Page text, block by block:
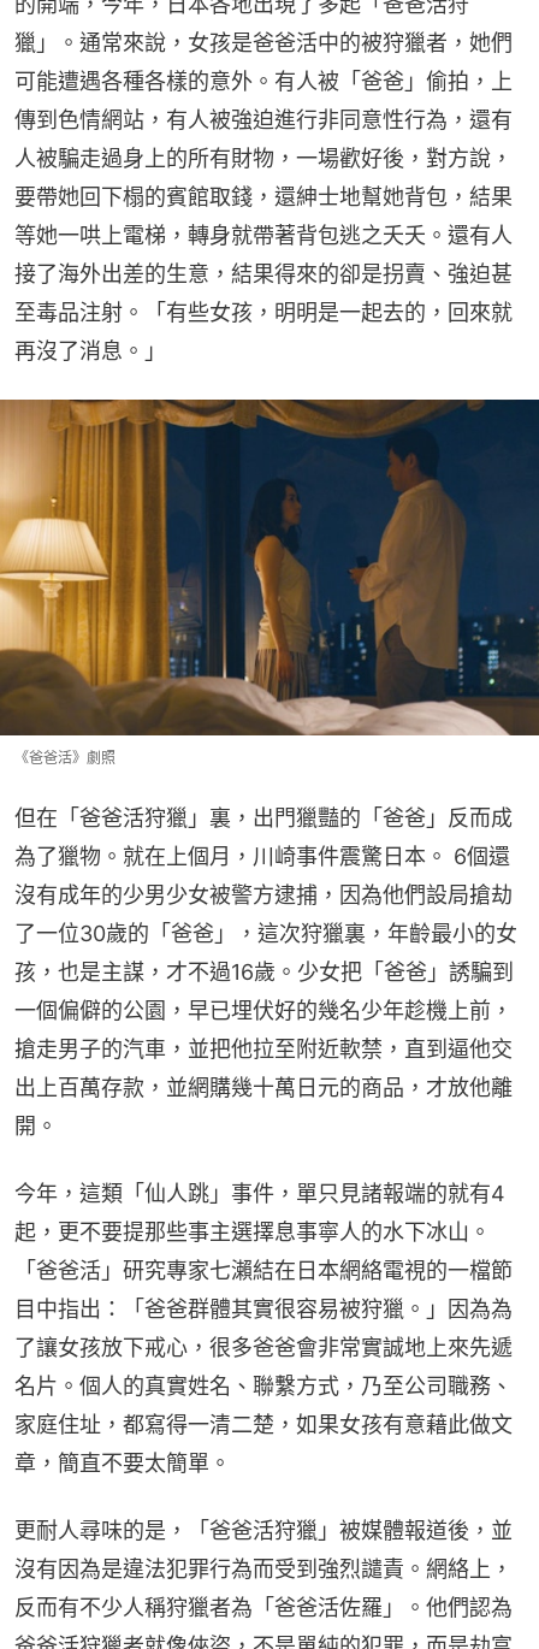
獵」。通常來說，女孩是爸爸活中的被狩獵者，她們
可能遭遇各種各樣的意外。有人被「爸爸」偷拍，上
傳到色情網站，有人被強迫進行非同意性行為，還有
人被騙走過身上的所有財物，一場歡好後，對方說，
要帶她回下榻的賓館取錢，還紳士地幫她背包，結果
等她一哄上電梯，轉身就帶著背包逃之夭夭。還有人
接了海外出差的生意，結果得來的卻是拐賣、強迫甚
至毒品注射。「有些女孩，明明是一起去的，回來就
再沒了消息。」
《爸爸活》劇照
但在「爸爸活狩獵」裏，出門獵豔的「爸爸」反而成
為了獵物。就在上個月，川崎事件震驚日本。 6個還
沒有成年的少男少女被警方逮捕，因為他們設局搶劫
了一位30歲的「爸爸」，這次狩獵裏，年齡最小的女
孩，也是主謀，才不過16歲。少女把「爸爸」誘騙到
一個偏僻的公園，早已埋伏好的幾名少年趁機上前，
搶走男子的汽車，並把他拉至附近軟禁，直到逼他交
出上百萬存款，並網購幾十萬日元的商品，才放他離
開。
今年，這類「仙人跳」事件，單只見諸報端的就有4
起，更不要提那些事主選擇息事寧人的水下冰山。
「爸爸活」研究專家七瀨結在日本網絡電視的一檔節
目中指出：「爸爸群體其實很容易被狩獵。」因為為
了讓女孩放下戒心，很多爸爸會非常實誠地上來先遞
名片。個人的真實姓名、聯繫方式，乃至公司職務、
家庭住址，都寫得一清二楚，如果女孩有意藉此做文
章，簡直不要太簡單。
更耐人尋味的是，「爸爸活狩獵」被媒體報道後，並
沒有因為是違法犯罪行為而受到強烈譴責。網絡上，
反而有不少人稱狩獵者為「爸爸活佐羅」。他們認為